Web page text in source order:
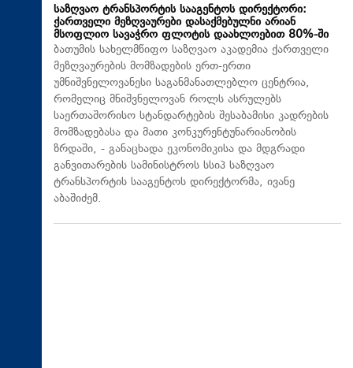
საზღვაო ტრანსპორტის სააგენტოს დირექტორი:
ქართველი მეზღვაურები დასაქმებულნი არიან
მსოფლიო სავაჭრო ფლოტის დაახლოებით 80%-ში
ბათუმის სახელმწიფო საზღვაო აკადემია ქართველი
მეზღვაურების მომზადების ერთ-ერთი
უმნიშვნელოვანესი საგანმანათლებლო ცენტრია,
რომელიც მნიშვნელოვან როლს ასრულებს
საერთაშორისო სტანდარტების შესაბამისი კადრების
მომზადებასა და მათი კონკურენტუნარიანობის
ზრდაში, - განაცხადა ეკონომიკისა და მდგრადი
განვითარების სამინისტროს სსიპ საზღვაო
ტრანსპორტის სააგენტოს დირექტორმა, ივანე
აბაშიძემ.